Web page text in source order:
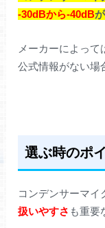
-30dBから-40dB
メーカーによっ
公式情報がない場
選ぶ時のポ
コンデンサーマイ
扱いやすさ も重要